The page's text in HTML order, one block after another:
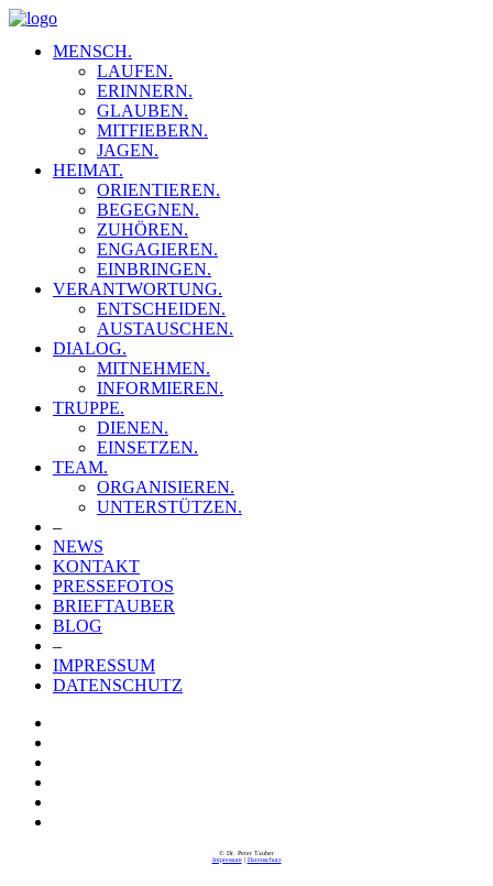
MENSCH.
LAUFEN.
ERINNERN.
GLAUBEN.
MITFIEBERN.
JAGEN.
HEIMAT.
ORIENTIEREN.
BEGEGNEN.
ZUHÖREN.
ENGAGIEREN.
EINBRINGEN.
VERANTWORTUNG.
ENTSCHEIDEN.
AUSTAUSCHEN.
DIALOG.
MITNEHMEN.
INFORMIEREN.
TRUPPE.
DIENEN.
EINSETZEN.
TEAM.
ORGANISIEREN.
UNTERSTÜTZEN.
–
NEWS
KONTAKT
PRESSEFOTOS
BRIEFTAUBER
BLOG
–
IMPRESSUM
DATENSCHUTZ
© Dr. Peter Tauber
Impressum| Datenschutz